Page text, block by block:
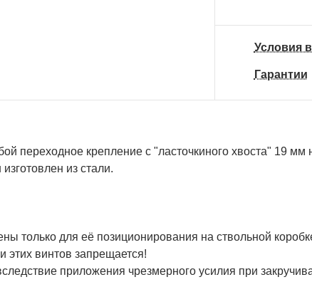
Условия
Гарантии
переходное крепление с "ласточкиного хвоста" 19 мм
из стали.
только для её позиционирования на ствольной
этих винтов запрещается!
приложения чрезмерного усилия при